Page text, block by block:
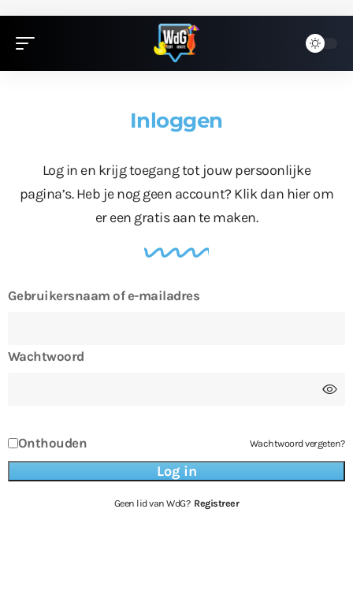
Inloggen
Log in en krijg toegang tot jouw persoonlijke
pagina’s. Heb je nog geen account? Klik dan hierom
er een gratis aan te maken.
Gebruikersnaam of e-mailadres
Wachtwoord
Onthouden Wachtwoord vergeten?
Geen lid van WdG? Registreer